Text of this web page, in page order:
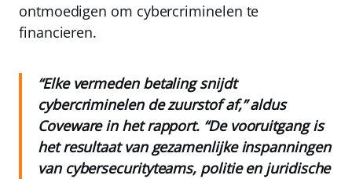
ontmoedigen om cybercriminelen te
financieren.
“Elke vermeden betaling snijdt
cybercriminelen de zuurstof af,” aldus
Coveware in het rapport. “De vooruitgang is
het resultaat van gezamenlijke inspanningen
van cybersecurityteams, politie en juridische